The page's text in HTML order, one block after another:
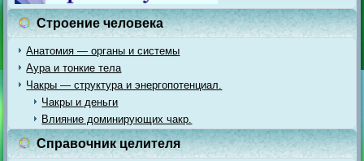
Строение человека
Анатомия — органы и системы
Аура и тонкие тела
Чакры — структура и энергопотенциал.
Чакры и деньги
Влияние доминирующих чакр.
Справочник целителя